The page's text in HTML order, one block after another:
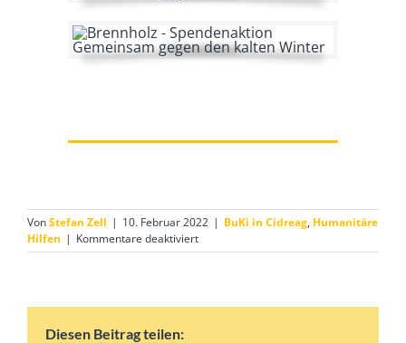
VonStefan Zell | 10. Februar 2022 | BuKi in Cidreag, Humanitäre
Hilfen | Kommentare deaktiviertfür
Spendenaktion
Diesen Beitrag teilen: